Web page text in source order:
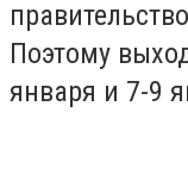
Поэтому
января и 7-9